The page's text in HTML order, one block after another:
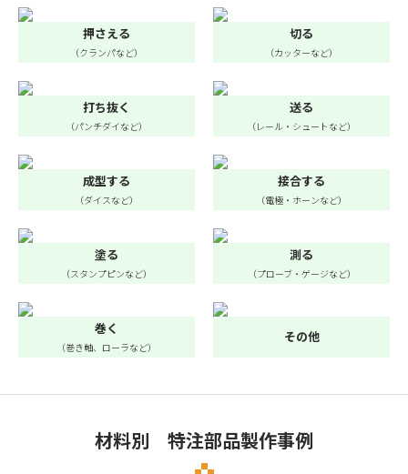
押さえる
（クランパなど）
切る
（カッターなど）
打ち抜く
（パンチダイなど）
送る
（レール・シュートなど）
成型する
（ダイスなど）
接合する
（電極・ホーンなど）
塗る
（スタンプピンなど）
測る
（プローブ・ゲージなど）
巻く
（巻き軸、ローラなど）
その他
材料別 特注部品製作事例